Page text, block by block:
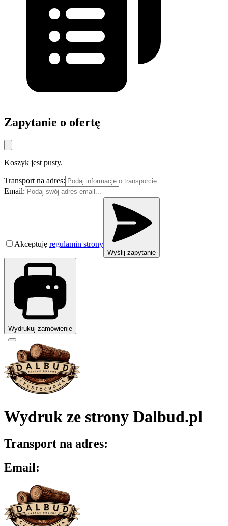
Zapytanie o ofertę
Koszyk jest pusty.
Transport na adres:
Email:
Akceptuję regulamin strony
Wyślij zapytanie
Wydrukuj zamówienie
Wydruk ze strony Dalbud.pl
Transport na adres:
Email: